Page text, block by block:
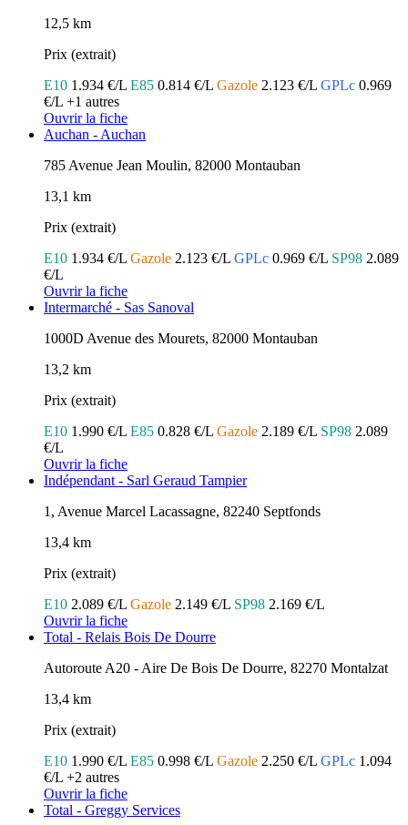
12,5 km
Prix (extrait)
E10 1.934 €/L E85 0.814 €/L Gazole 2.123 €/L GPLc 0.969
€/L +1 autres
Ouvrir la fiche
Auchan - Auchan
785 Avenue Jean Moulin, 82000 Montauban
13,1 km
Prix (extrait)
E10 1.934 €/L Gazole 2.123 €/L GPLc 0.969 €/L SP98 2.089
€/L
Ouvrir la fiche
Intermarché - Sas Sanoval
1000D Avenue des Mourets, 82000 Montauban
13,2 km
Prix (extrait)
E10 1.990 €/L E85 0.828 €/L Gazole 2.189 €/L SP98 2.089
€/L
Ouvrir la fiche
Indépendant - Sarl Geraud Tampier
1, Avenue Marcel Lacassagne, 82240 Septfonds
13,4 km
Prix (extrait)
E10 2.089 €/L Gazole 2.149 €/L SP98 2.169 €/L
Ouvrir la fiche
Total - Relais Bois De Dourre
Autoroute A20 - Aire De Bois De Dourre, 82270 Montalzat
13,4 km
Prix (extrait)
E10 1.990 €/L E85 0.998 €/L Gazole 2.250 €/L GPLc 1.094
€/L +2 autres
Ouvrir la fiche
Total - Greggy Services